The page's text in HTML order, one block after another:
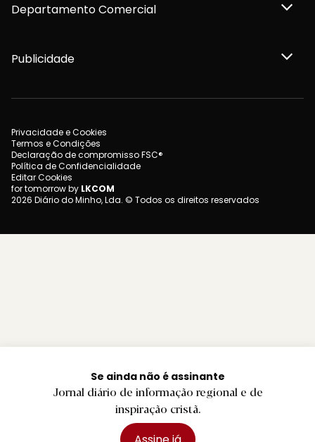
Se ainda não é assinante
Jornal diário de informação regional e de
inspiração cristã.
Departamento Comercial
Publicidade
Privacidade e Cookies
Termos e Condições
Declaração de compromisso FSC®
Política de Confidencialidade
Editar Cookies
for tomorrow by LKCOM
2026 Diário do Minho, Lda. © Todos os direitos reservados